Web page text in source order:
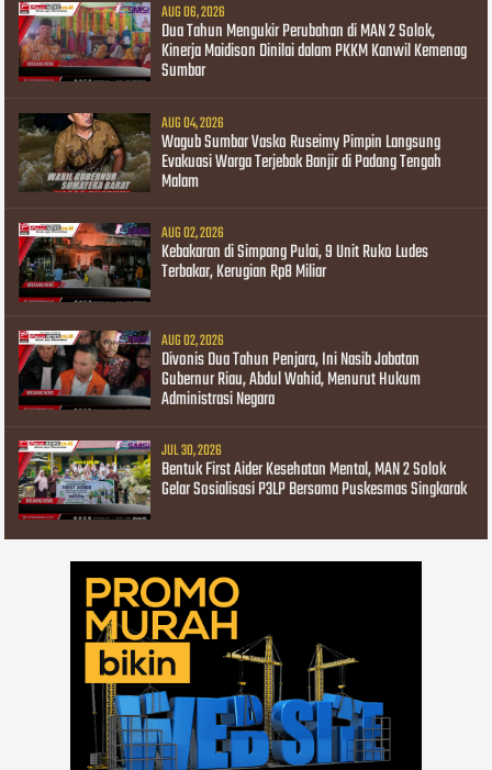
AUG 06, 2026
Dua Tahun Mengukir Perubahan di MAN 2 Solok,
Kinerja Maidison Dinilai dalam PKKM Kanwil Kemenag
Sumbar
AUG 04, 2026
Wagub Sumbar Vasko Ruseimy Pimpin Langsung
Evakuasi Warga Terjebak Banjir di Padang Tengah
Malam
AUG 02, 2026
Kebakaran di Simpang Pulai, 9 Unit Ruko Ludes
Terbakar, Kerugian Rp8 Miliar
AUG 02, 2026
Divonis Dua Tahun Penjara, Ini Nasib Jabatan
Gubernur Riau, Abdul Wahid, Menurut Hukum
Administrasi Negara
JUL 30, 2026
Bentuk First Aider Kesehatan Mental, MAN 2 Solok
Gelar Sosialisasi P3LP Bersama Puskesmas Singkarak